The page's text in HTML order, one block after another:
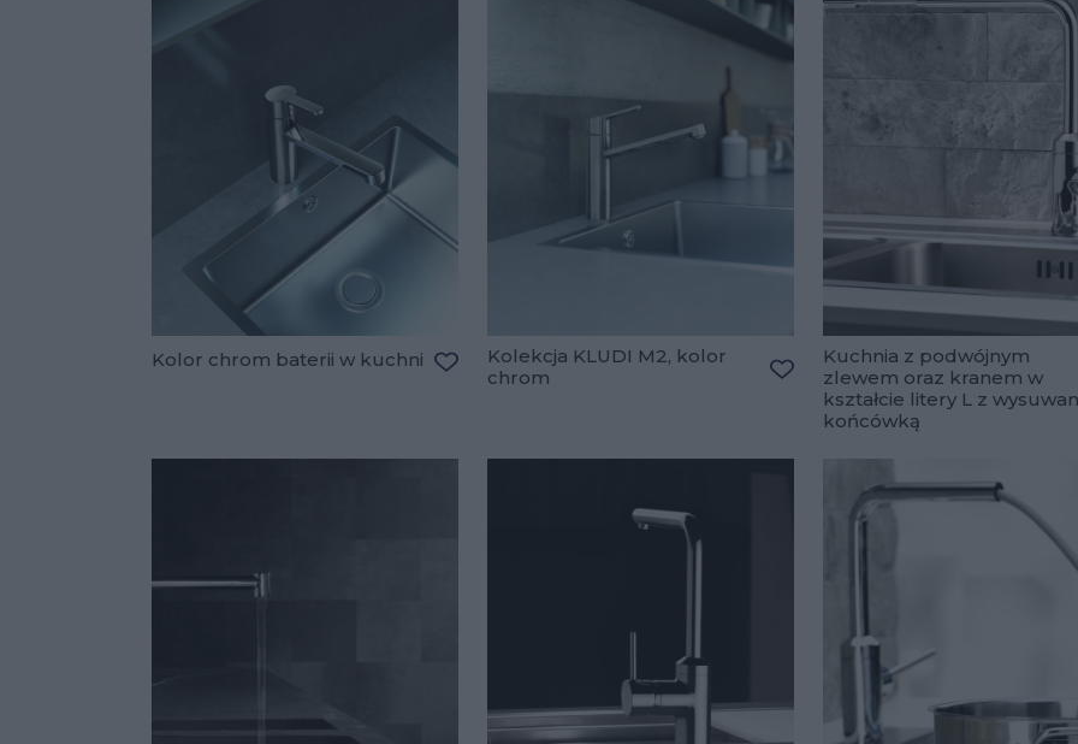
Kolor chrom baterii w kuchni
Dodaj do ulubionych
Kolekcja KLUDI M2, kolor
chrom
Dodaj do ulubionych
Kuchnia z podwójnym
zlewem oraz kranem w
kształcie litery L z
końcówką